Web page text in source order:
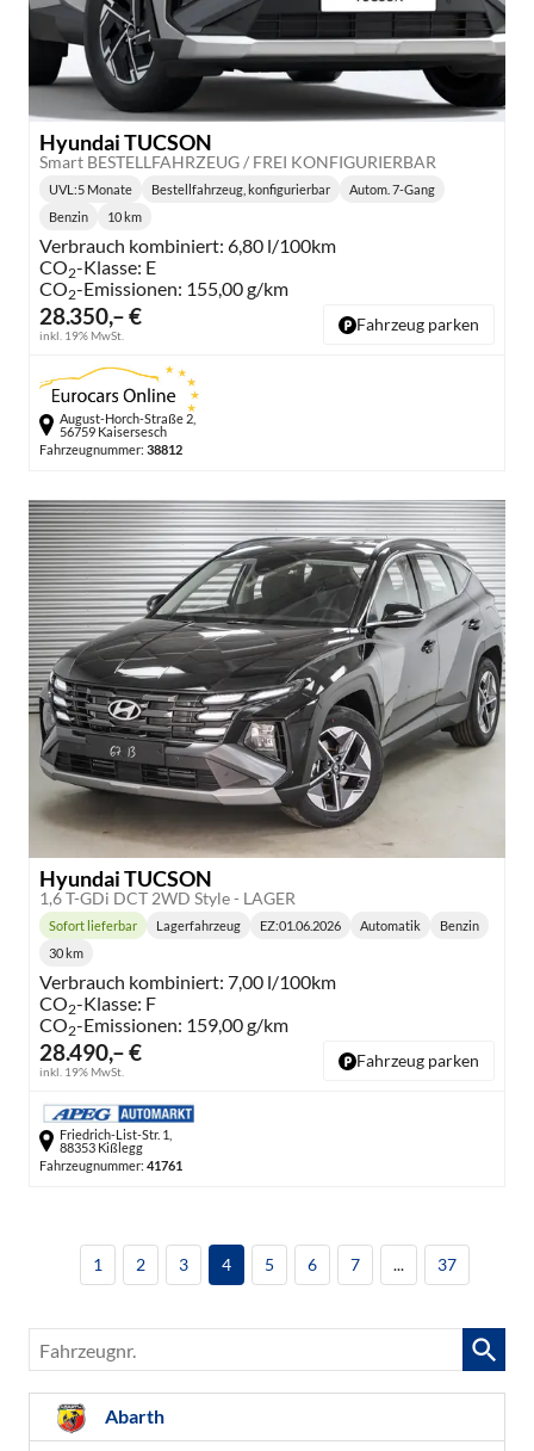
Hyundai TUCSON
Smart BESTELLFAHRZEUG / FREI KONFIGURIERBAR
28.350,– €
inkl. 19% MwSt.
UVL :5 Monate Bestellfahrzeug, konfigurierbar
Getriebe:
Autom. 7-Gang
Benzin 10 km
Verbrauch kombiniert: 6,80 l/100km
CO2-Klasse: E
CO2-Emissionen: 155,00 g/km
Fahrzeug parken
August-Horch-Straße 2,
56759 Kaisersesch
Fahrzeugnummer: 38812
Hyundai TUCSON
1,6 T-GDi DCT 2WD Style - LAGER
28.490,– €
inkl. 19% MwSt.
Lieferzeit:
Sofort lieferbar Lagerfahrzeug EZ:01.06.2026 Automatik Benzin
30 km
Verbrauch kombiniert: 7,00 l/100km
CO2-Klasse: F
CO2-Emissionen: 159,00 g/km
Fahrzeug parken
Friedrich-List-Str. 1,
88353 Kißlegg
Fahrzeugnummer: 41761
1 2 3 4 5 6 7 ... 37
Fahrzeugnr.
Abarth